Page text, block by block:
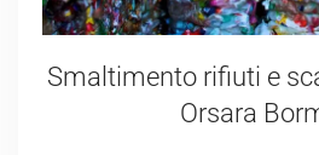
Smaltimento rifiuti e
Orsara